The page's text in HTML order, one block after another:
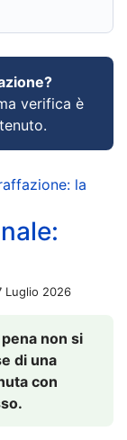
verifica è
la
Luglio 2026
non si
di una
con